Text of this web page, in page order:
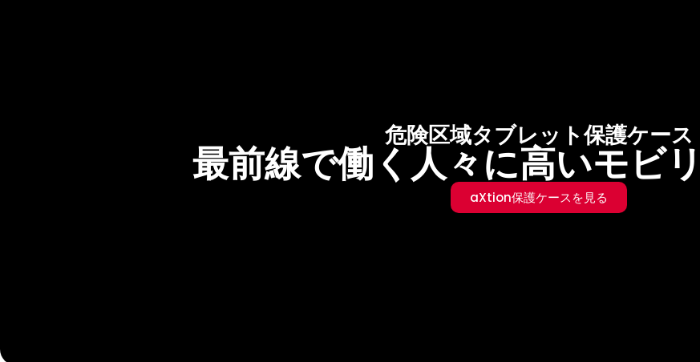
危険区域タブレット保護ケース
最前線で働く人々に高いモビ
aXtion保護ケースを見る